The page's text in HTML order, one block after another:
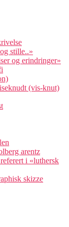
stille..»
og erindringer»
(vis-knut)
arentz
i «luthersk
skizze